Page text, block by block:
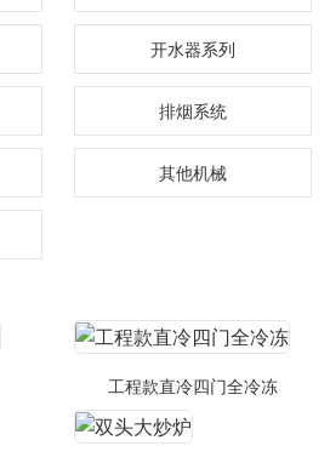
开水器系列
排烟系统
其他机械
工程款直冷四门全冷冻